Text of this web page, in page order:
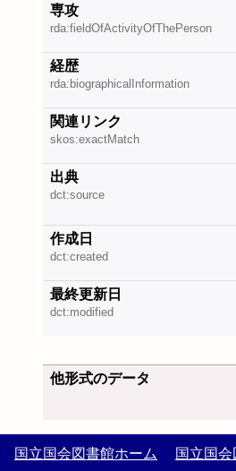
専攻
rda:fieldOfActivityOfThePerson
経歴
rda:biographicalInformation
関連リンク
skos:exactMatch
出典
dct:source
作成日
dct:created
最終更新日
dct:modified
他形式のデータ
国立国会図書館ホーム 国立国